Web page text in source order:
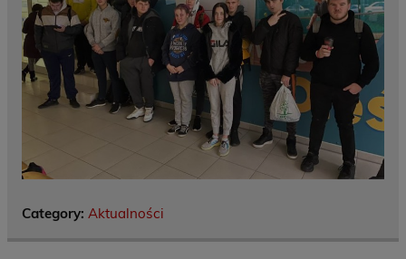
Category: Aktualności